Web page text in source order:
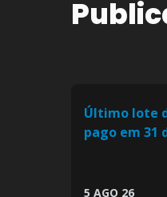
Último lote
pago em 31
5 AGO 26